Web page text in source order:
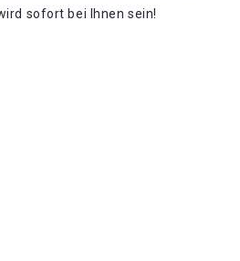
sofort bei Ihnen sein!